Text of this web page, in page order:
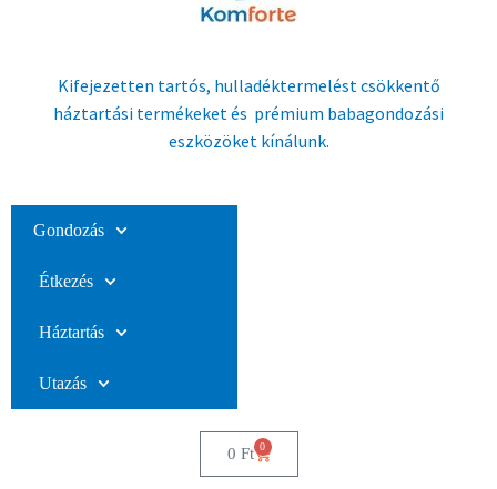
Kifejezetten tartós, hulladéktermelést csökkentő
háztartási termékeket és prémium babagondozási
eszközöket kínálunk.
Gondozás
Étkezés
Háztartás
Utazás
0 Ft 0